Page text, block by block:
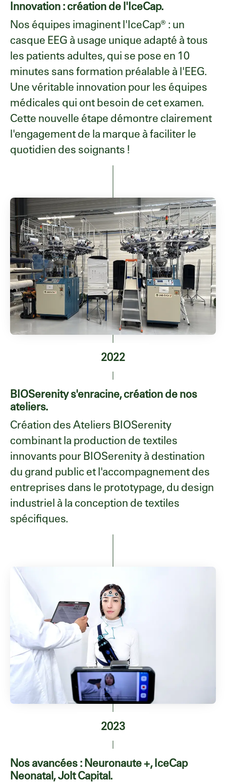
Innovation : création de l'IceCap.
Nos équipes imaginent l'IceCap® : un
casque EEG à usage unique adapté à tous
les patients adultes, qui se pose en 10
minutes sans formation préalable à l'EEG.
Une véritable innovation pour les équipes
médicales qui ont besoin de cet examen.
Cette nouvelle étape démontre clairement
l'engagement de la marque à faciliter le
quotidien des soignants !
2022
BIOSerenity s'enracine, création de nos
ateliers.
Création des Ateliers BIOSerenity
combinant la production de textiles
innovants pour BIOSerenity à destination
du grand public et l'accompagnement des
entreprises dans le prototypage, du design
industriel à la conception de textiles
spécifiques.
2023
Nos avancées : Neuronaute +, IceCap
Neonatal, Jolt Capital.